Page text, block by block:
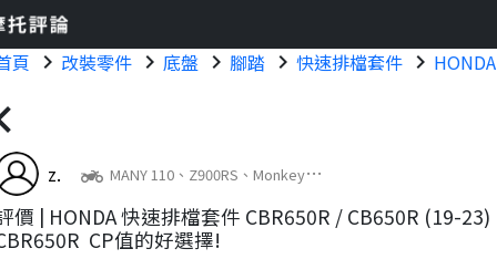
頁 chevron_right 改裝零件 chevron_right 底盤 chevron_right 腳踏 chevron_right 快速排檔套件 chevron_right HONDA
z. two_wheeler MANY 110、Z900RS、Monkey
125、MSX GROM 125
價 | HONDA 快速排檔套件 CBR650R / CB650R (19-23)
CP值的好選擇!